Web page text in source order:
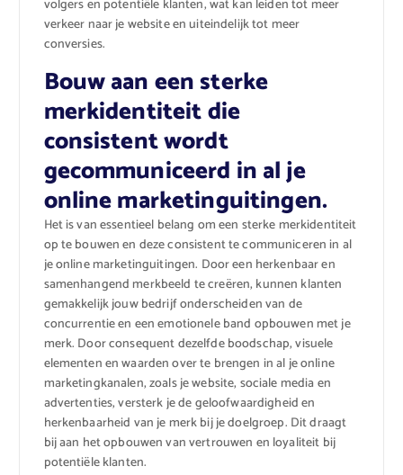
volgers en potentiële klanten, wat kan leiden tot meer
verkeer naar je website en uiteindelijk tot meer
conversies.
Bouw aan een sterke
merkidentiteit die
consistent wordt
gecommuniceerd in al je
online marketinguitingen.
Het is van essentieel belang om een sterke merkidentiteit
op te bouwen en deze consistent te communiceren in al
je online marketinguitingen. Door een herkenbaar en
samenhangend merkbeeld te creëren, kunnen klanten
gemakkelijk jouw bedrijf onderscheiden van de
concurrentie en een emotionele band opbouwen met je
merk. Door consequent dezelfde boodschap, visuele
elementen en waarden over te brengen in al je online
marketingkanalen, zoals je website, sociale media en
advertenties, versterk je de geloofwaardigheid en
herkenbaarheid van je merk bij je doelgroep. Dit draagt
bij aan het opbouwen van vertrouwen en loyaliteit bij
potentiële klanten.